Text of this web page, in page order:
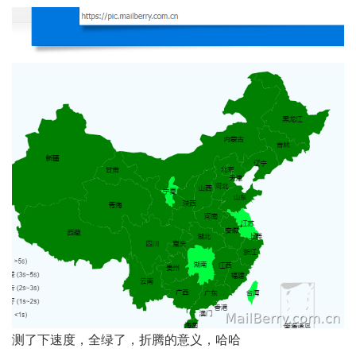
测了下速度，全绿了，折腾的意义，哈哈